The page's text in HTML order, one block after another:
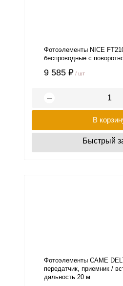
Фотоэлементы NICE
беспроводные с
9 585 ₽ / шт
−
В
Быстрый
Фотоэлементы CAME
передатчик, приемник /
дальность 20 м